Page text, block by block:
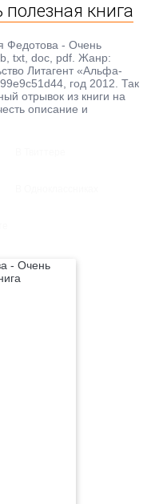
книга
Федотова - Очень
txt, doc, pdf. Жанр:
Литагент «Альфа-
год 2012. Так
отрывок из книги на
описание и